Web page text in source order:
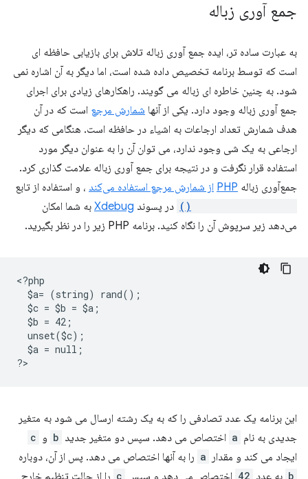
جمع آوری زباله
به عبارت ساده تر، ایده جمع آوری زباله تلاش برای بازیابی حافظه ای
است که توسط برنامه تخصیص داده شده است، اما دیگر به آن اشاره نمی
شود. به چنین خاطره ای زباله می گویند. راهکارهای زیادی برای اجرای
جمع آوری زباله وجود دارد. یکی از آنها شمارش مرجع است که در آن
هدف شمارش تعداد ارجاعات به اشیاء در حافظه است. هنگامی که دیگر
ارجاعی به یک شی وجود ندارد، می توان آن را به عنوان دیگر مورد
استفاده قرار نگرفت و در نتیجه برای جمع آوری زباله علامت گذاری کرد.
جمع‌آوری زباله PHP از شمارش مرجع استفاده می‌کند ، و استفاده از تابع
در پسوند Xdebug به شما امکان
می‌دهد زیر سرپوش آن را نگاه کنید. برنامه PHP زیر را در نظر بگیرید.
<?php
  $a= (string) rand();
  $c = $b = $a;
  $b = 42;
  unset($c);
  $a = null;
?
این برنامه یک عدد تصادفی را که به یک رشته ارسال می شود به متغیر
جدیدی به نام a اختصاص می دهد. سپس دو متغیر جدید b و c
ایجاد می کند و مقدار a را به آنها اختصاص می دهد. پس از آن، دوباره
b
42
c